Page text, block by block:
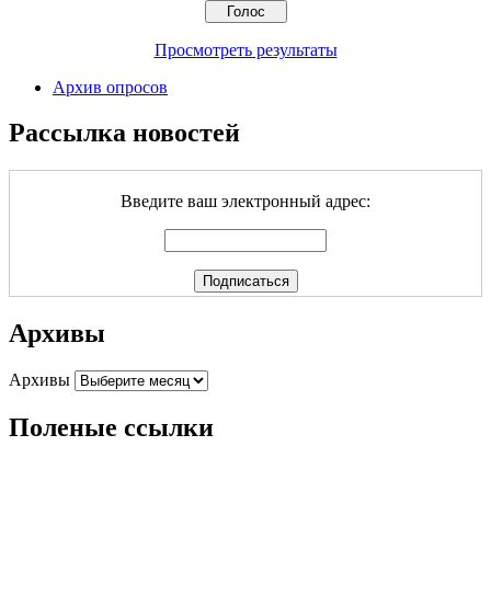
Просмотреть результаты
Архив опросов
Рассылка новостей
Введите ваш электронный адрес:
Архивы
Архивы
Поленые ссылки